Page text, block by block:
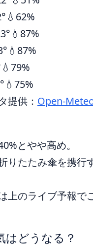
💧62%
💧87%
💧87%
💧79%
💧75%
提供： Open-
とやや高め。
りたたみ傘を携行
上のライブ予報で
はどうなる？